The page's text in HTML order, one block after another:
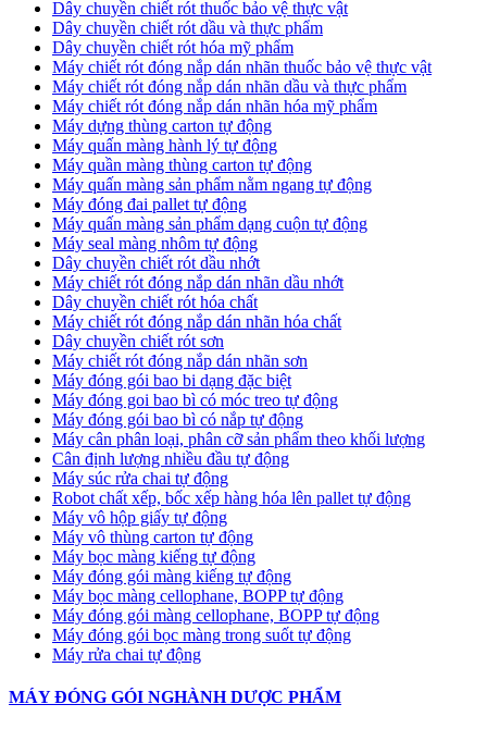
Dây chuyền chiết rót thuốc bảo vệ thực vật
Dây chuyền chiết rót dầu và thực phẩm
Dây chuyền chiết rót hóa mỹ phẩm
Máy chiết rót đóng nắp dán nhãn thuốc bảo vệ thực vật
Máy chiết rót đóng nắp dán nhãn dầu và thực phẩm
Máy chiết rót đóng nắp dán nhãn hóa mỹ phẩm
Máy dựng thùng carton tự động
Máy quấn màng hành lý tự động
Máy quần màng thùng carton tự động
Máy quấn màng sản phẩm nằm ngang tự động
Máy đóng đai pallet tự động
Máy quấn màng sản phẩm dạng cuộn tự động
Máy seal màng nhôm tự động
Dây chuyền chiết rót dầu nhớt
Máy chiết rót đóng nắp dán nhãn dầu nhớt
Dây chuyền chiết rót hóa chất
Máy chiết rót đóng nắp dán nhãn hóa chất
Dây chuyền chiết rót sơn
Máy chiết rót đóng nắp dán nhãn sơn
Máy đóng gói bao bi dạng đặc biệt
Máy đóng goi bao bì có móc treo tự động
Máy đóng gói bao bì có nắp tự động
Máy cân phân loại, phân cỡ sản phẩm theo khối lượng
Cân định lượng nhiều đầu tự động
Máy súc rửa chai tự động
Robot chất xếp, bốc xếp hàng hóa lên pallet tự động
Máy vô hộp giấy tự động
Máy vô thùng carton tự động
Máy bọc màng kiếng tự động
Máy đóng gói màng kiếng tự động
Máy bọc màng cellophane, BOPP tự động
Máy đóng gói màng cellophane, BOPP tự động
Máy đóng gói bọc màng trong suốt tự động
Máy rửa chai tự động
MÁY ĐÓNG GÓI NGHÀNH DƯỢC PHẨM